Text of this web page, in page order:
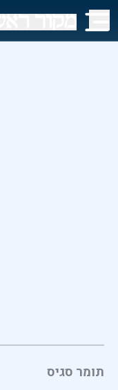
תומר סגיס